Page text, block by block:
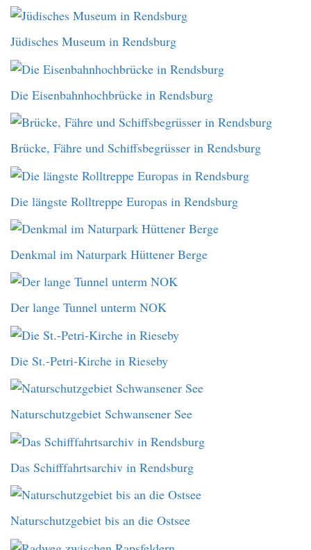
Jüdisches Museum in Rendsburg
Die Eisenbahnhochbrücke in Rendsburg
Brücke, Fähre und Schiffsbegrüsser in Rendsburg
Die längste Rolltreppe Europas in Rendsburg
Denkmal im Naturpark Hüttener Berge
Der lange Tunnel unterm NOK
Die St.-Petri-Kirche in Rieseby
Naturschutzgebiet Schwansener See
Das Schifffahrtsarchiv in Rendsburg
Naturschutzgebiet bis an die Ostsee